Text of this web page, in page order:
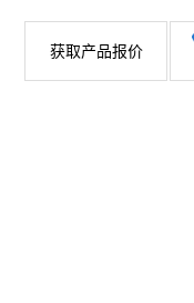
获取产品报价